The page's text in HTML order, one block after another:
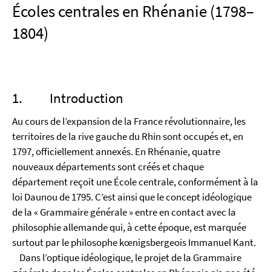
Écoles centrales en Rhénanie (1798–
1804)
1. Introduction
Au cours de l’expansion de la France révolutionnaire, les
territoires de la rive gauche du Rhin sont occupés et, en
1797, officiellement annexés. En Rhénanie, quatre
nouveaux départements sont créés et chaque
département reçoit une École centrale, conformément à la
loi Daunou de 1795. C’est ainsi que le concept idéologique
de la « Grammaire générale » entre en contact avec la
philosophie allemande qui, à cette époque, est marquée
surtout par le philosophe kœnigsbergeois Immanuel Kant.
Dans l’optique idéologique, le projet de la Grammaire